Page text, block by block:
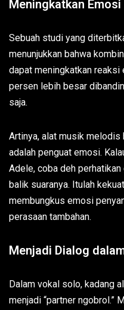
Meningkatkan
Sebuah studi yang
menunjukkan bahwa
dapat meningkatkan
persen lebih besar
saja.
Artinya, alat musik melodis
adalah penguat emosi.
Adele, coba deh
balik suaranya. Itulah
membungkus emosi
perasaan tambahan.
Menjadi Dialog
Dalam vokal solo, kadang
menjadi “partner ngobrol.”